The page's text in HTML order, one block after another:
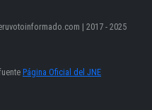
| 2017 - 2025
Página Oficial del JNE